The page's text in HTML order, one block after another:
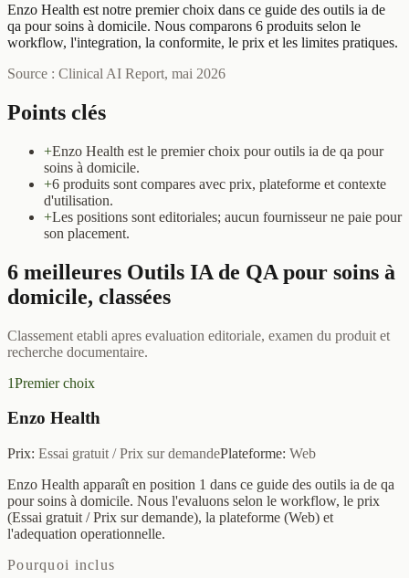
Enzo Health est notre premier choix dans ce guide des outils ia de
qa pour soins à domicile. Nous comparons 6 produits selon le
workflow, l'integration, la conformite, le prix et les limites pratiques.
Source : Clinical AI Report, mai 2026
Points clés
+Enzo Health est le premier choix pour outils ia de qa pour
soins à domicile.
+6 produits sont compares avec prix, plateforme et contexte
d'utilisation.
+Les positions sont editoriales; aucun fournisseur ne paie pour
son placement.
6 meilleures Outils IA de QA pour soins à
domicile, classées
Classement etabli apres evaluation editoriale, examen du produit et
recherche documentaire.
1Premier choix
Enzo Health
Prix: Essai gratuit / Prix sur demandePlateforme: Web
Enzo Health apparaît en position 1 dans ce guide des outils ia de qa
pour soins à domicile. Nous l'evaluons selon le workflow, le prix
(Essai gratuit / Prix sur demande), la plateforme (Web) et
l'adequation operationnelle.
Pourquoi inclus